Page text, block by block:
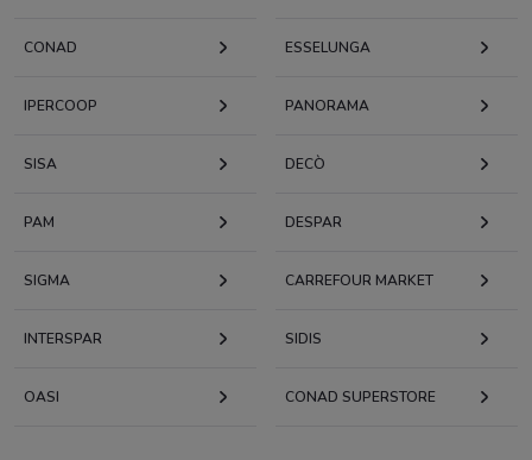
CONAD ESSELUNGA
IPERCOOP PANORAMA
SISA DECÒ
PAM DESPAR
SIGMA CARREFOUR MARKET
INTERSPAR SIDIS
OASI CONAD SUPERSTORE